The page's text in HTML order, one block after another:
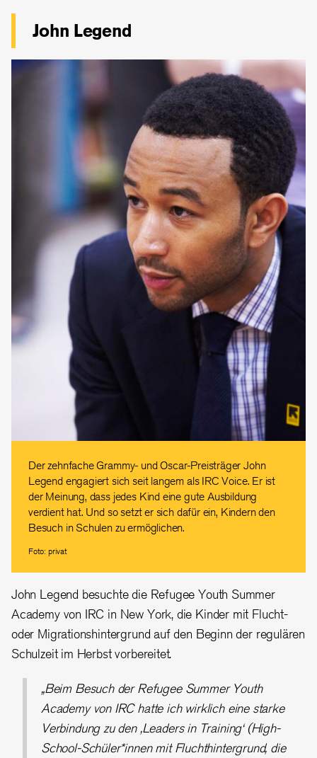
John Legend
Der zehnfache Grammy- und Oscar-Preisträger John
Legend engagiert sich seit langem als IRC Voice. Er ist
der Meinung, dass jedes Kind eine gute Ausbildung
verdient hat. Und so setzt er sich dafür ein, Kindern den
Besuch in Schulen zu ermöglichen.
Foto: privat
John Legend besuchte die Refugee Youth Summer
Academy von IRC in New York, die Kinder mit Flucht-
oder Migrationshintergrund auf den Beginn der regulären
Schulzeit im Herbst vorbereitet.
„Beim Besuch der Refugee Summer Youth
Academy von IRC hatte ich wirklich eine starke
Verbindung zu den ‚Leaders in Training‘ (High-
School-Schüler*innen mit Fluchthintergrund, die